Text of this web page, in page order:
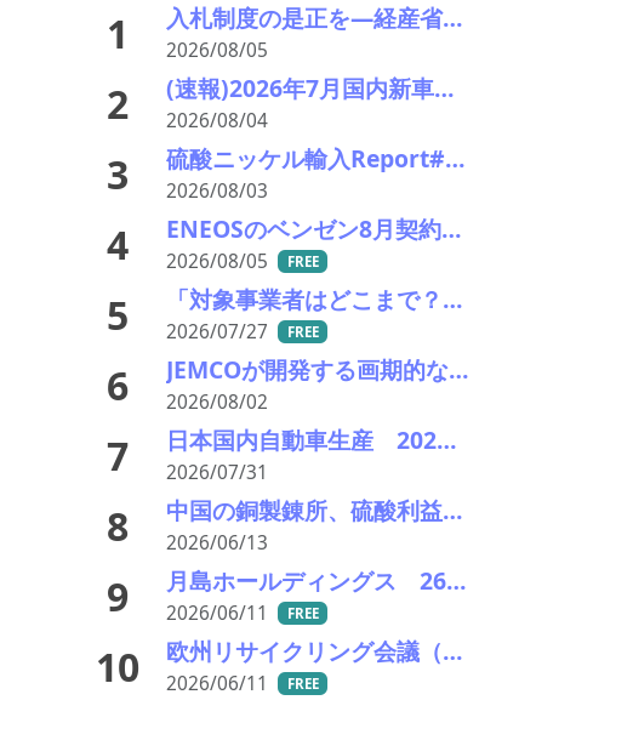
1 入札制度の是正を—経産省・環境省が指定PETボトル資源循環で検討会
2026/08/05
2 (速報)2026年7月国内新車販売 41万7千台 前年同月比7%増加 4か月連続プラス
2026/08/04
3 硫酸ニッケル輸入Report#90 2026年中盤輸入回復の兆し
2026/08/03
4 ENEOSのベンゼン8月契約価格、供給タイトで前月比+145＄／MT
2026/08/05 FREE
5 「対象事業者はどこまで？」、残り２年半で細部の詰め急ぐ――環境省、第１回スクラップヤード環境対策技術検討会
2026/07/27 FREE
6 JEMCOが開発する画期的な電炉ダスト（EAFD）処理技術
2026/08/02
7 日本国内自動車生産 2026年6月生産台数 73万7千台 前年同月比6.8%増加
2026/07/31
8 中国の銅製錬所、硫酸利益追求で「愚者の金」を争奪――硫黄分確保へ黄鉄鉱購入を拡大
2026/06/13
9 月島ホールディングス 26/3期7.0％増収10.4％営利増で最高益更新、27/3期も2.0％増収11.8％営利増予想で汚泥処理、リン酸回収、2次電池製造プラントなど受注増で収益拡大続きポジティブ評価
2026/06/11 FREE
10 欧州リサイクリング会議（ERC) マドリッド開催：循環経済、「実需」と規制調和を問う
2026/06/11 FREE